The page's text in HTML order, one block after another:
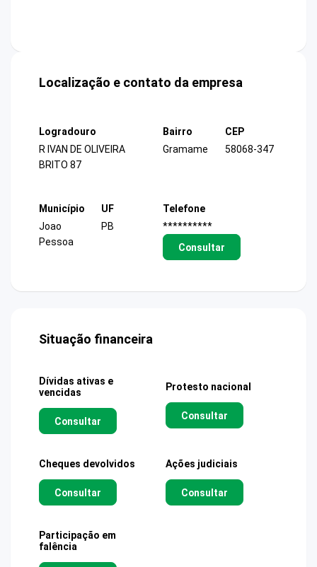
Localização e contato da empresa
Logradouro
R IVAN DE OLIVEIRA
BRITO 87
Bairro
Gramame
CEP
58068-347
Município
Joao
Pessoa
UF
PB
Telefone
**********
Consultar
Situação financeira
Dívidas ativas e
vencidas
Consultar
Protesto nacional
Consultar
Cheques devolvidos
Consultar
Ações judiciais
Consultar
Participação em
falência